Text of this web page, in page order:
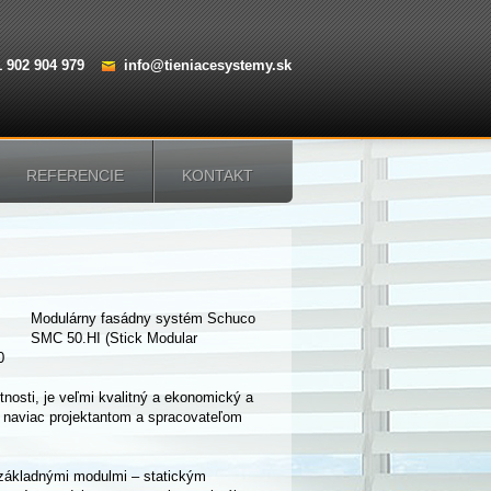
902 904 979 info@tieniacesystemy.sk
REFERENCIE KONTAKT
Modulárny fasádny systém Schuco
SMC 50.HI (Stick Modular
je veľmi kvalitný a ekonomický a
projektantom a spracovateľom
modulmi – statickým